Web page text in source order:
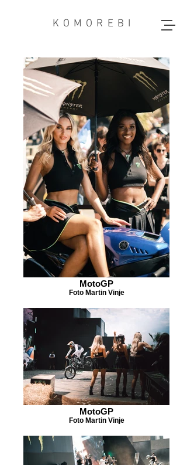
KOMOREBI
MotoGP
Foto Martin Vinje
MotoGP
Foto Martin Vinje